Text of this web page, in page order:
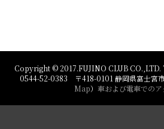
Copyright © 2017.FUJINO CLUB
0544-52-0383 〒418-0101 静岡県富士宮
Map） 車および電車でのア